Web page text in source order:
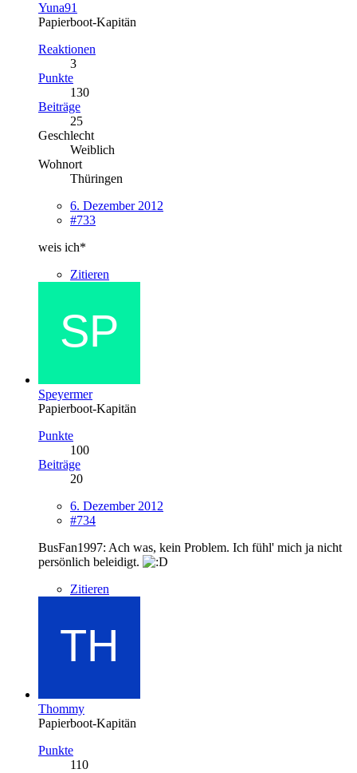
Yuna91
Papierboot-Kapitän
Reaktionen
3
Punkte
130
Beiträge
25
Geschlecht
Weiblich
Wohnort
Thüringen
6. Dezember 2012
#733
weis ich*
Zitieren
Speyermer
Papierboot-Kapitän
Punkte
100
Beiträge
20
6. Dezember 2012
#734
BusFan1997: Ach was, kein Problem. Ich fühl' mich ja nicht
persönlich beleidigt.
Zitieren
Thommy
Papierboot-Kapitän
Punkte
110